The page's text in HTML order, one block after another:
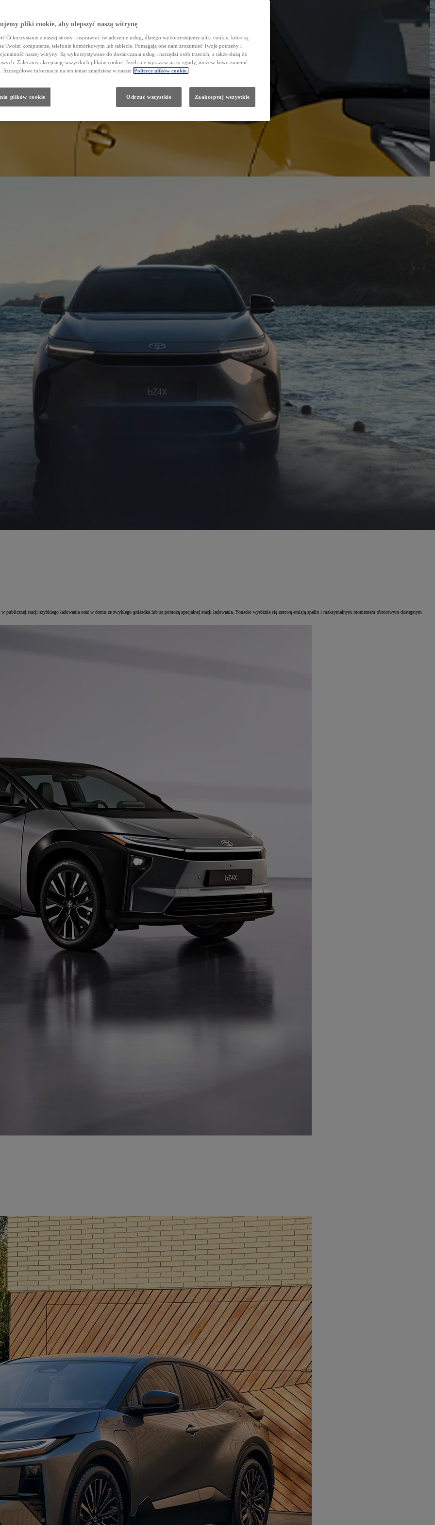
publicznej stacji szybkiego ładowania oraz w domu ze zwykłego gniazdka lub za pomocą specjalnej stacji ładowania. Ponadto wyróżnia się zerową emisją spalin i maksymalnym momentem obrotowym dostępnym
pliki cookie, aby ulepszyć naszą witrynę
Ci korzystanie z naszej strony i usprawnić świadczenie usług, dlatego wykorzystujemy pliki cookie, które są
Twoim komputerze, telefonie komórkowym lub tablecie. Pomagają one nam zrozumieć Twoje potrzeby i
naszej witryny. Są wykorzystywane do dostarczania usług i narzędzi osób trzecich, a także służą do
Zalecamy akceptację wszystkich plików cookie. Jeżeli nie wyrażasz na to zgody, możesz łatwo zmienić
Szczegółowe informacje na ten temat znajdziesz w naszej Polityce plików cookie.
Odrzuć wszystkie Zaakceptuj wszystkie
plików cookie